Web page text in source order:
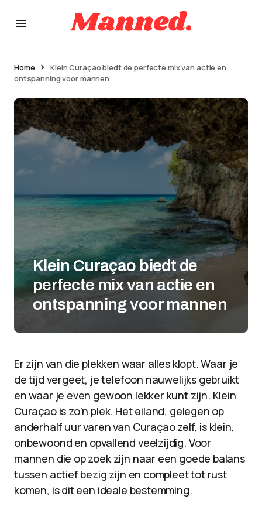
Home
Klein Curaçao biedt de perfecte mix van actie en
ontspanning voor mannen
Klein Curaçao biedt de
perfecte mix van actie en
ontspanning voor mannen
Er zijn van die plekken waar alles klopt. Waar je
de tijd vergeet, je telefoon nauwelijks gebruikt
en waar je even gewoon lekker kunt zijn. Klein
Curaçao is zo’n plek. Het eiland, gelegen op
anderhalf uur varen van Curaçao zelf, is klein,
onbewoond en opvallend veelzijdig. Voor
mannen die op zoek zijn naar een goede balans
tussen actief bezig zijn en compleet tot rust
komen, is dit een ideale bestemming.